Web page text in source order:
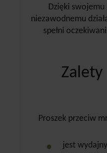
Dzięki
niezawodnemu
spełni
Proszek przeciw
jest